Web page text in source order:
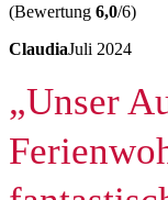
(Bewertung 6,0/6)
ClaudiaJuli 2024
„Unser